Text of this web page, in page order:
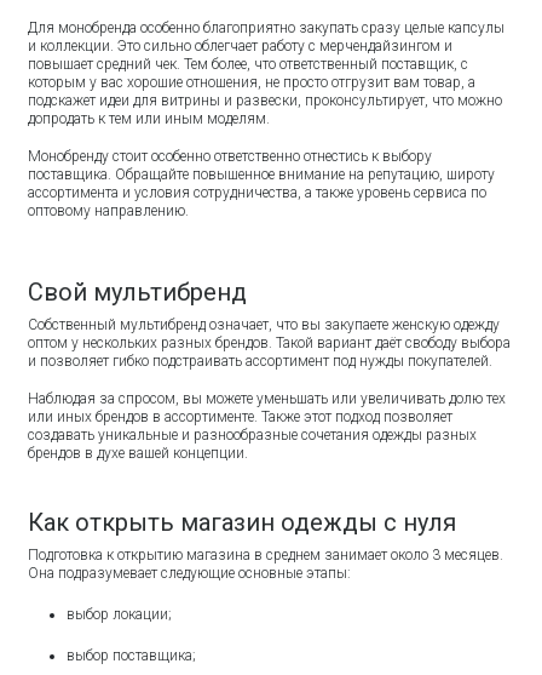
Для монобренда особенно благоприятно закупать сразу целые капсулы
и коллекции. Это сильно облегчает работу с мерчендайзингом и
повышает средний чек. Тем более, что ответственный поставщик, с
которым у вас хорошие отношения, не просто отгрузит вам товар, а
подскажет идеи для витрины и развески, проконсультирует, что можно
допродать к тем или иным моделям.
Монобренду стоит особенно ответственно отнестись к выбору
поставщика. Обращайте повышенное внимание на репутацию, широту
ассортимента и условия сотрудничества, а также уровень сервиса по
оптовому направлению.
Свой мультибренд
Собственный мультибренд означает, что вы закупаете женскую одежду
оптом у нескольких разных брендов. Такой вариант даёт свободу выбора
и позволяет гибко подстраивать ассортимент под нужды покупателей.
Наблюдая за спросом, вы можете уменьшать или увеличивать долю тех
или иных брендов в ассортименте. Также этот подход позволяет
создавать уникальные и разнообразные сочетания одежды разных
брендов в духе вашей концепции.
Как открыть магазин одежды с нуля
Подготовка к открытию магазина в среднем занимает около 3 месяцев.
Она подразумевает следующие основные этапы:
выбор локации;
выбор поставщика;